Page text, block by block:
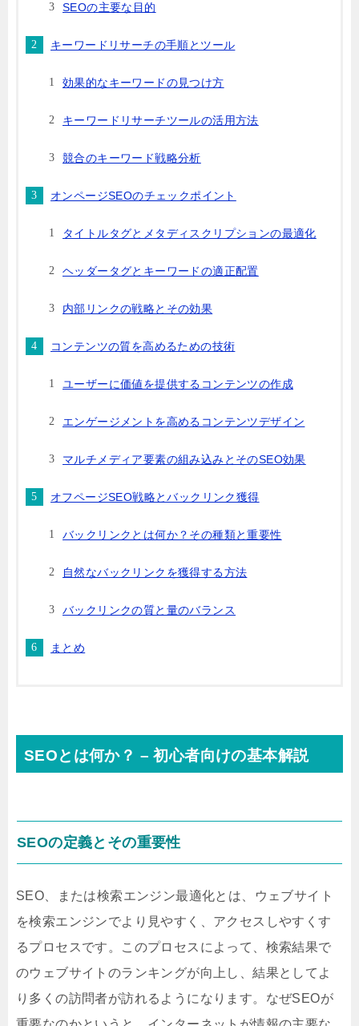
SEOの主要な目的
キーワードリサーチの手順とツール
効果的なキーワードの見つけ方
キーワードリサーチツールの活用方法
競合のキーワード戦略分析
オンページSEOのチェックポイント
タイトルタグとメタディスクリプションの最適化
ヘッダータグとキーワードの適正配置
内部リンクの戦略とその効果
コンテンツの質を高めるための技術
ユーザーに価値を提供するコンテンツの作成
エンゲージメントを高めるコンテンツデザイン
マルチメディア要素の組み込みとそのSEO効果
オフページSEO戦略とバックリンク獲得
バックリンクとは何か？その種類と重要性
自然なバックリンクを獲得する方法
バックリンクの質と量のバランス
まとめ
SEOとは何か？ – 初心者向けの基本解説
SEOの定義とその重要性
SEO、または検索エンジン最適化とは、ウェブサイト
を検索エンジンでより見やすく、アクセスしやすくす
るプロセスです。このプロセスによって、検索結果で
のウェブサイトのランキングが向上し、結果としてよ
り多くの訪問者が訪れるようになります。なぜSEOが